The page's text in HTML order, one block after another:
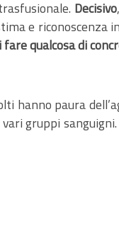
Decisivo
e riconoscenza
fare qualcosa di
hanno paura
gruppi